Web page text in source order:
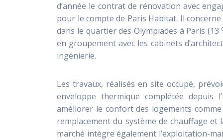
d’année le contrat de rénovation avec
pour le compte de Paris Habitat. Il
dans le quartier des Olympiades à Paris (13
en groupement avec les cabinets
ingénierie.
Les travaux, réalisés en site occupé,
enveloppe thermique complétée
améliorer le confort des logements
remplacement du système de chauffage
marché intègre également l’exploitation-